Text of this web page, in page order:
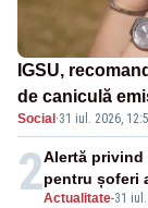
IGSU,
de caniculă
Social ·31 iul. 2026,
2Actualitate-31
Alertă privind
pentru șoferi